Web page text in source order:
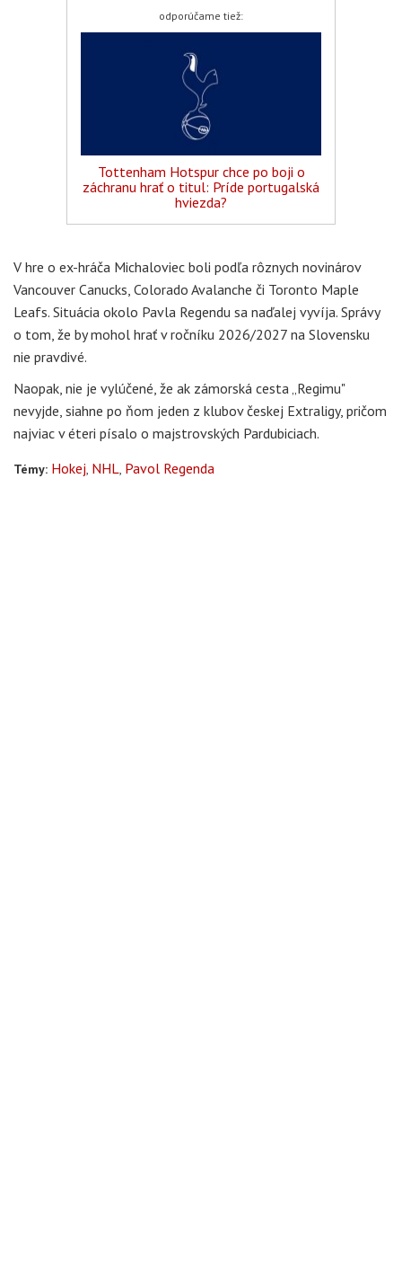
odporúčame tiež:
Tottenham Hotspur chce po boji o
záchranu hrať o titul: Príde portugalská
hviezda?
V hre o ex-hráča Michaloviec boli podľa rôznych novinárov
Vancouver Canucks, Colorado Avalanche či Toronto Maple
Leafs. Situácia okolo Pavla Regendu sa naďalej vyvíja. Správy
o tom, že by mohol hrať v ročníku 2026/2027 na Slovensku
nie pravdivé.
Naopak, nie je vylúčené, že ak zámorská cesta „Regimu"
nevyjde, siahne po ňom jeden z klubov českej Extraligy, pričom
najviac v éteri písalo o majstrovských Pardubiciach.
Témy: Hokej NHL Pavol Regenda